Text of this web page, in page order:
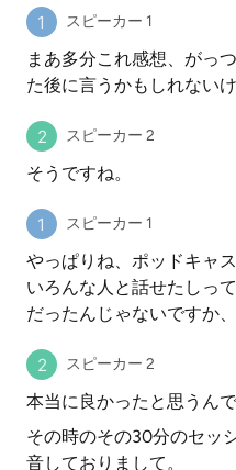
スピーカー 1
まあ多分これ感想、がっ
た後に言うかもしれないけ
スピーカー 2
そうですね。
スピーカー 1
やっぱりね、ポッドキャ
いろんな人と話せたしっ
だったんじゃないですか
スピーカー 2
本当に良かったと思うんで
その時のその30分のセッ
音しておりまして。